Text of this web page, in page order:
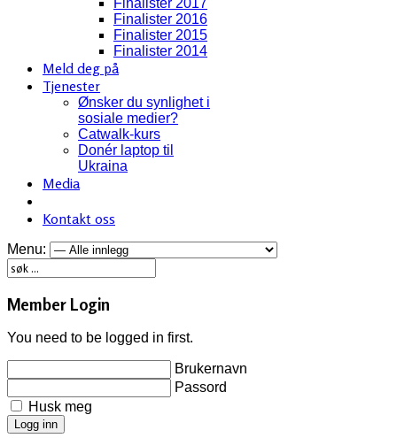
Finalister 2016
Finalister 2015
Finalister 2014
Meld deg på
Tjenester
Ønsker du synlighet i
sosiale medier?
Catwalk-kurs
Donér laptop til
Ukraina
Media
Kontakt oss
Menu:
Member Login
You need to be logged in first.
Brukernavn
Passord
Husk meg
Logg inn